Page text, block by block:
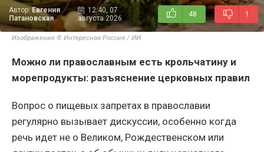
Автор: Евгения
Патановская
12:40, 07
августа 2026
48 1
Изображение © Интересная Россия / ИИ
Можно ли православным есть крольчатину и
морепродукты: разъяснение церковных правил
Вопрос о пищевых запретах в православии
регулярно вызывает дискуссии, особенно когда
речь идет не о Великом, Рождественском или